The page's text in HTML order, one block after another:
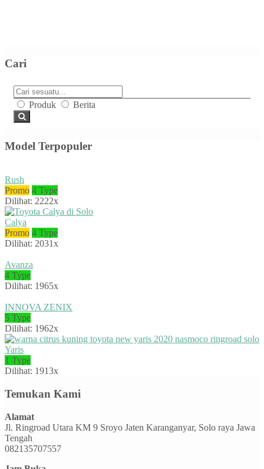
Cari
Produk Berita
Model Terpopuler
Rush
Promo 4 Type
Dilihat: 2222x
Calya
Promo 4 Type
Dilihat: 2031x
Avanza
4 Type
Dilihat: 1965x
INNOVA ZENIX
5 Type
Dilihat: 1962x
Yaris
1 Type
Dilihat: 1913x
Temukan Kami
Alamat
Jl. Ringroad Utara KM 9 Sroyo Jaten Karanganyar, Solo raya Jawa
Tengah
082135707557